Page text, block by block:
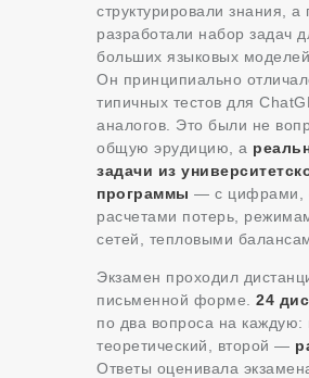
структурировали знания,
разработали набор задач
больших языковых моделей.
Он принципиально
типичных тестов для
аналогов. Это были не
общую эрудицию, а
задачи из
программы — с цифрами,
расчетами потерь,
сетей, тепловыми
Экзамен проходил
письменной форме. 24
по два вопроса на
теоретический, второй —
Ответы оценивала